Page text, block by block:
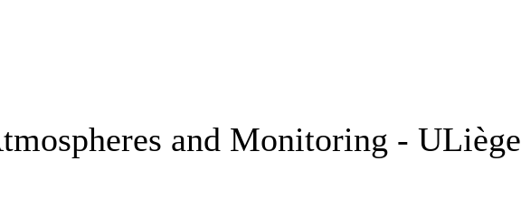
and Monitoring - ULiège